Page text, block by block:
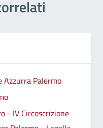
Azzurra Palermo
- IV Circoscrizione